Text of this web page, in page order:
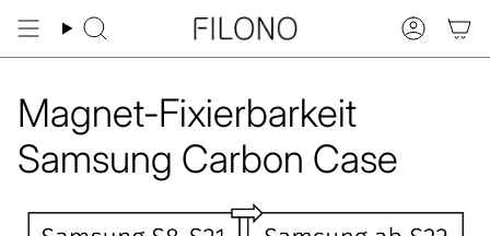
Inhalt
springen
Suche Konto
Magnet-Fixierbarkeit
Samsung Carbon Case